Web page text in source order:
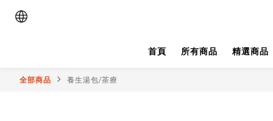
首頁 所有商品 精選商品
全部商品 養生湯包/茶療